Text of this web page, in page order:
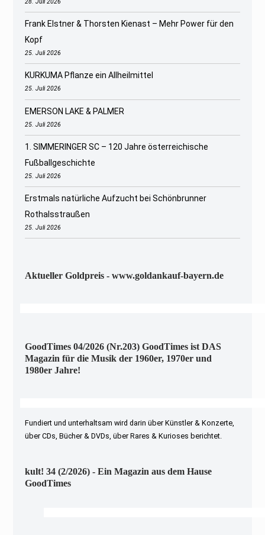
Frank Elstner & Thorsten Kienast – Mehr Power für den
Kopf
25. Juli 2026
KURKUMA Pflanze ein Allheilmittel
25. Juli 2026
EMERSON LAKE & PALMER
25. Juli 2026
1. SIMMERINGER SC – 120 Jahre österreichische
Fußballgeschichte
25. Juli 2026
Erstmals natürliche Aufzucht bei Schönbrunner
Rothalsstraußen
25. Juli 2026
Aktueller Goldpreis - www.goldankauf-bayern.de
GoodTimes 04/2026 (Nr.203) GoodTimes ist DAS
Magazin für die Musik der 1960er, 1970er und
1980er Jahre!
Fundiert und unterhaltsam wird darin über Künstler & Konzerte,
über CDs, Bücher & DVDs, über Rares & Kurioses berichtet.
kult! 34 (2/2026) - Ein Magazin aus dem Hause
GoodTimes